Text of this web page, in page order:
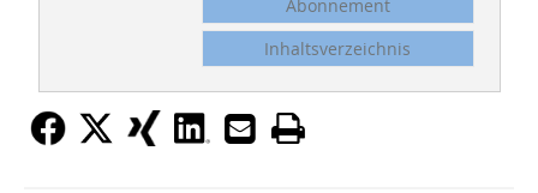
Abonnement
Inhaltsverzeichnis